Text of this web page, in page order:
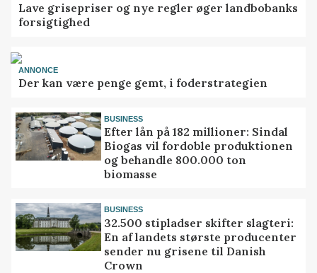
Lave grisepriser og nye regler øger landbobanks
forsigtighed
ANNONCE
Der kan være penge gemt, i foderstrategien
BUSINESS
Efter lån på 182 millioner: Sindal
Biogas vil fordoble produktionen
og behandle 800.000 ton
biomasse
BUSINESS
32.500 stipladser skifter slagteri:
En af landets største producenter
sender nu grisene til Danish
Crown